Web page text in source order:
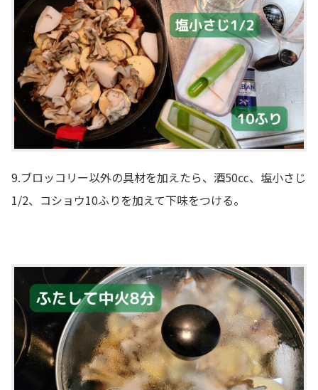
9.ブロッコリー以外の具材を加えたら、酒50㏄、塩小さじ
1/2、コショウ10ふりを加えて下味をつける。